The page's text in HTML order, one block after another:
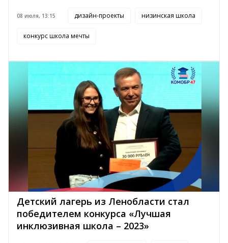
08 июля, 13:15 дизайн-проекты низинская школа
конкурс школа мечты
Детский лагерь из Ленобласти стал
победителем конкурса «Лучшая
инклюзивная школа – 2023»